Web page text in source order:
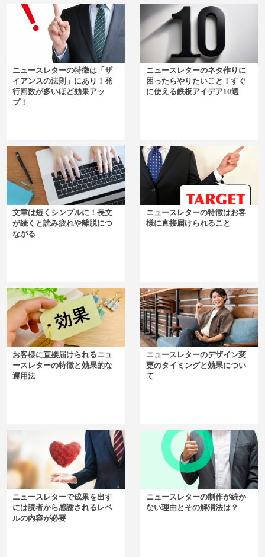
ニュースレターの特徴は「ザ
イアンスの法則」にあり！発
行回数が多いほど効果アッ
プ！
ニュースレターのネタ作りに
困ったらやりたいこと！すぐ
に使える鉄板アイデア10選
文章は短くシンプルに！長文
が続くと読み疲れや離脱につ
ながる
ニュースレターの特徴はお客
様に直接届けられること
お客様に直接届けられるニュ
ースレターの特徴と効果的な
運用法
ニュースレターのデザイン変
更のタイミングと効果につい
て
ニュースレターで成果を出す
には読者から感謝されるレベ
ルの内容が必要
ニュースレターの制作が続か
ない理由とその解消法は？